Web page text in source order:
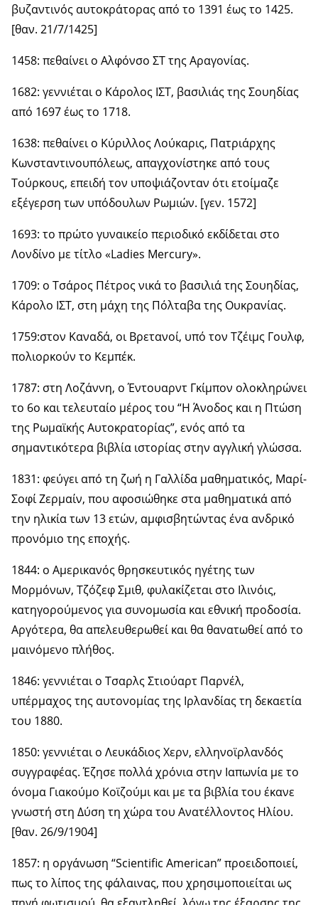
βυζαντινός αυτοκράτορας από το 1391 έως το 1425.
[θαν. 21/7/1425]
1458: πεθαίνει ο Αλφόνσο ΣΤ της Αραγονίας.
1682: γεννιέται ο Κάρολος ΙΣΤ, βασιλιάς της Σουηδίας
από 1697 έως το 1718.
1638: πεθαίνει ο Κύριλλος Λούκαρις, Πατριάρχης
Κωνσταντινουπόλεως, απαγχονίστηκε από τους
Τούρκους, επειδή τον υποψιάζονταν ότι ετοίμαζε
εξέγερση των υπόδουλων Ρωμιών. [γεν. 1572]
1693: το πρώτο γυναικείο περιοδικό εκδίδεται στο
Λονδίνο με τίτλο «Ladies Mercury».
1709: ο Τσάρος Πέτρος νικά το βασιλιά της Σουηδίας,
Κάρολο ΙΣΤ, στη μάχη της Πόλταβα της Ουκρανίας.
1759:στον Καναδά, οι Βρετανοί, υπό τον Τζέιμς Γουλφ,
πολιορκούν το Κεμπέκ.
1787: στη Λοζάννη, ο Έντουαρντ Γκίμπον ολοκληρώνει
το 6ο και τελευταίο μέρος του “Η Άνοδος και η Πτώση
της Ρωμαϊκής Αυτοκρατορίας”, ενός από τα
σημαντικότερα βιβλία ιστορίας στην αγγλική γλώσσα.
1831: φεύγει από τη ζωή η Γαλλίδα μαθηματικός, Μαρί-
Σοφί Ζερμαίν, που αφοσιώθηκε στα μαθηματικά από
την ηλικία των 13 ετών, αμφισβητώντας ένα ανδρικό
προνόμιο της εποχής.
1844: ο Αμερικανός θρησκευτικός ηγέτης των
Μορμόνων, Τζόζεφ Σμιθ, φυλακίζεται στο Ιλινόις,
κατηγορούμενος για συνομωσία και εθνική προδοσία.
Αργότερα, θα απελευθερωθεί και θα θανατωθεί από το
μαινόμενο πλήθος.
1846: γεννιέται ο Τσαρλς Στιούαρτ Παρνέλ,
υπέρμαχος της αυτονομίας της Ιρλανδίας τη δεκαετία
του 1880.
1850: γεννιέται ο Λευκάδιος Χερν, ελληνοϊρλανδός
συγγραφέας. Έζησε πολλά χρόνια στην Ιαπωνία με το
όνομα Γιακούμο Κοϊζούμι και με τα βιβλία του έκανε
γνωστή στη Δύση τη χώρα του Ανατέλλοντος Ηλίου.
[θαν. 26/9/1904]
1857: η οργάνωση “Scientific American” προειδοποιεί,
πως το λίπος της φάλαινας, που χρησιμοποιείται ως